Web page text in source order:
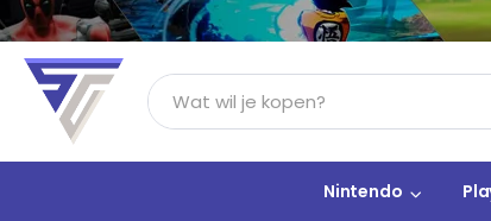
Nintendo